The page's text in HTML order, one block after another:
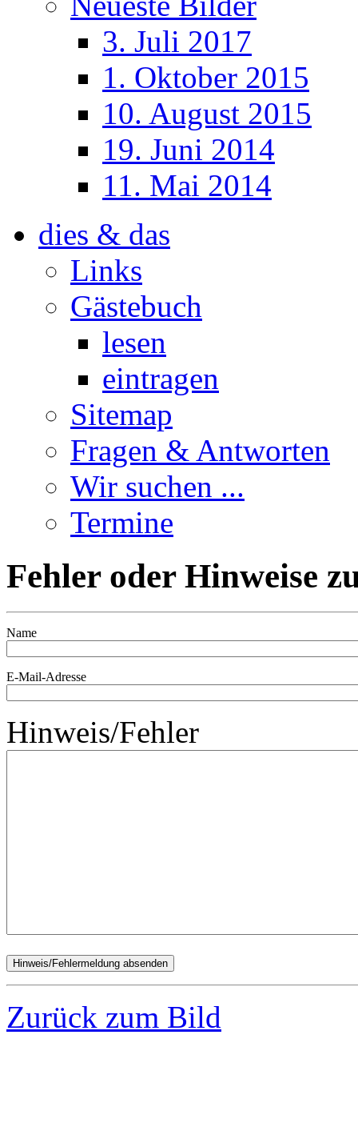
3. Juli 2017
1. Oktober 2015
10. August 2015
19. Juni 2014
11. Mai 2014
dies & das
Links
Gästebuch
lesen
eintragen
Sitemap
Fragen & Antworten
Wir suchen ...
Termine
Fehler oder Hinweise
Name
E-Mail-Adresse
Hinweis/Fehler
Zurück zum Bild